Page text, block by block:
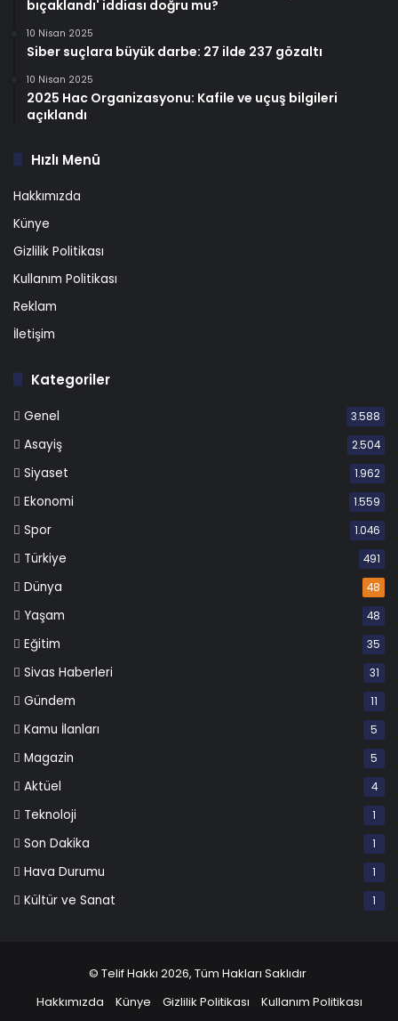
bıçaklandı' iddiası doğru mu?
10 Nisan 2025
Siber suçlara büyük darbe: 27 ilde 237 gözaltı
10 Nisan 2025
2025 Hac Organizasyonu: Kafile ve uçuş bilgileri
açıklandı
Hızlı Menü
Hakkımızda
Künye
Gizlilik Politikası
Kullanım Politikası
Reklam
İletişim
Kategoriler
Genel 3.588
Asayiş 2.504
Siyaset 1.962
Ekonomi 1.559
Spor 1.046
Türkiye 491
Dünya 48
Yaşam 48
Eğitim 35
Sivas Haberleri 31
Gündem 11
Kamu İlanları 5
Magazin 5
Aktüel 4
Teknoloji 1
Son Dakika 1
Hava Durumu 1
Kültür ve Sanat 1
© Telif Hakkı 2026, Tüm Hakları Saklıdır
Hakkımızda
Künye Gizlilik Politikası Kullanım Politikası